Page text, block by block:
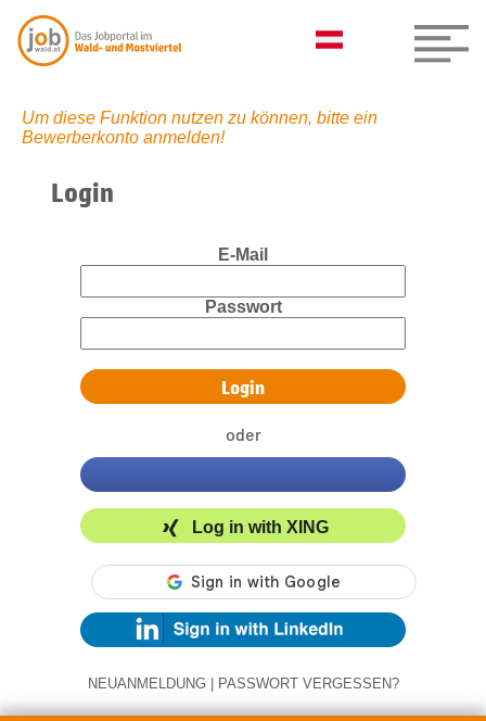
Um diese Funktion nutzen zu können, bitte ein
Bewerberkonto anmelden!
Login
E-Mail
Passwort
oder
Log in with XING
NEUANMELDUNG | PASSWORT VERGESSEN?